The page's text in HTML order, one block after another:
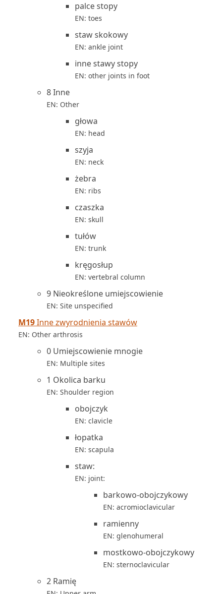
palce stopy
EN: toes
staw skokowy
EN: ankle joint
inne stawy stopy
EN: other joints in foot
8 Inne
EN: Other
głowa
EN: head
szyja
EN: neck
żebra
EN: ribs
czaszka
EN: skull
tułów
EN: trunk
kręgosłup
EN: vertebral column
9 Nieokreślone umiejscowienie
EN: Site unspecified
M19Inne zwyrodnienia stawów
EN: Other arthrosis
0 Umiejscowienie mnogie
EN: Multiple sites
1 Okolica barku
EN: Shoulder region
obojczyk
EN: clavicle
łopatka
EN: scapula
staw:
EN: joint:
barkowo-obojczykowy
EN: acromioclavicular
ramienny
EN: glenohumeral
mostkowo-obojczykowy
EN: sternoclavicular
2 Ramię